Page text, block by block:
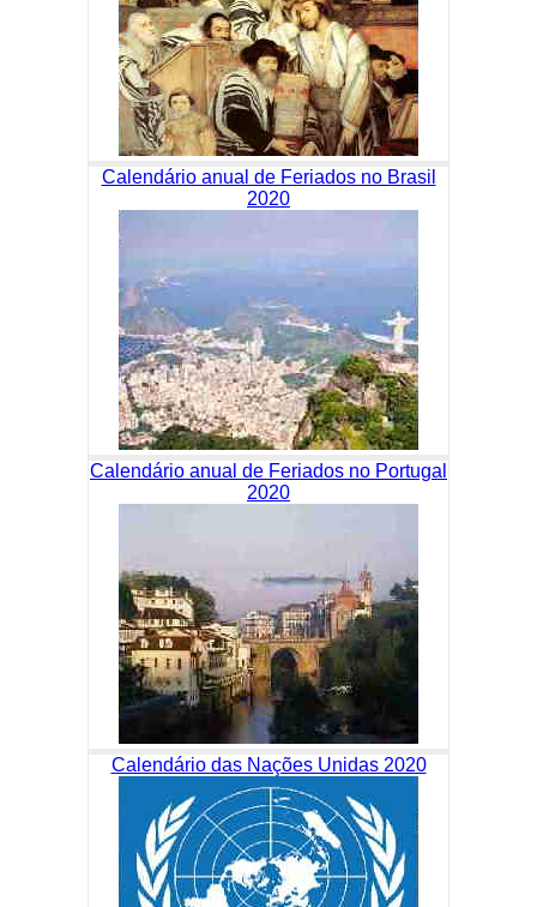
Calendário anual de Feriados no Brasil
2020
Calendário anual de Feriados no Portugal
2020
Calendário das Nações Unidas 2020